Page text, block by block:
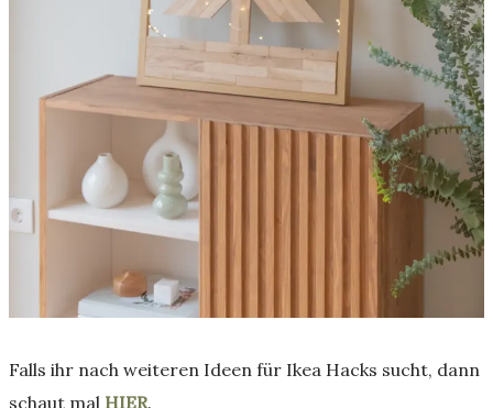
Falls ihr nach weiteren Ideen für Ikea Hacks sucht, dann
schaut mal HIER.